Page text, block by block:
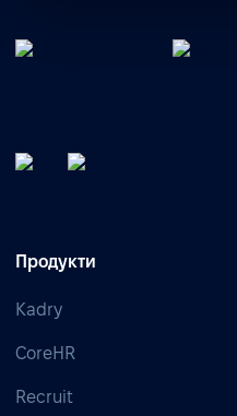
Продукти
Kadry
CoreHR
Recruit